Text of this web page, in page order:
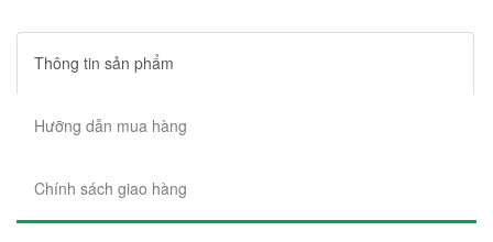
Thông tin sản phẩm
Hưỡng dẫn mua hàng
Chính sách giao hàng